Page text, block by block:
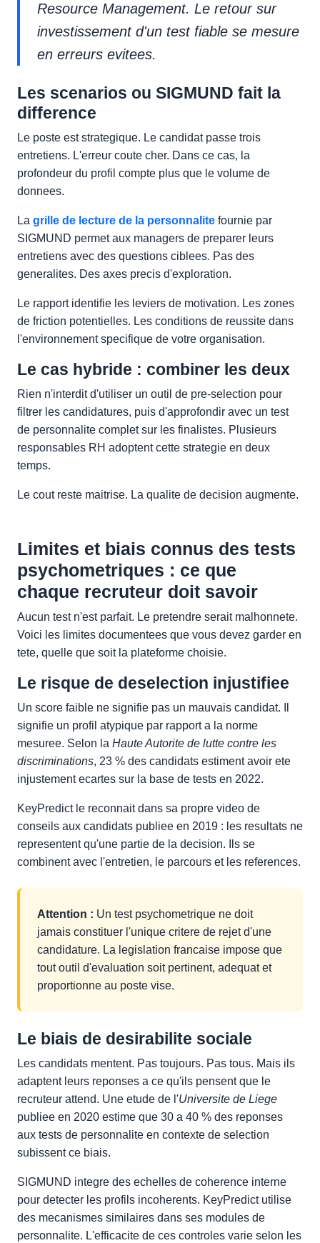
Resource Management. Le retour sur
investissement d'un test fiable se mesure
en erreurs evitees.
Les scenarios ou SIGMUND fait la
difference
Le poste est strategique. Le candidat passe trois
entretiens. L'erreur coute cher. Dans ce cas, la
profondeur du profil compte plus que le volume de
donnees.
La grille de lecture de la personnalite fournie par
SIGMUND permet aux managers de preparer leurs
entretiens avec des questions ciblees. Pas des
generalites. Des axes precis d'exploration.
Le rapport identifie les leviers de motivation. Les zones
de friction potentielles. Les conditions de reussite dans
l'environnement specifique de votre organisation.
Le cas hybride : combiner les deux
Rien n'interdit d'utiliser un outil de pre-selection pour
filtrer les candidatures, puis d'approfondir avec un test
de personnalite complet sur les finalistes. Plusieurs
responsables RH adoptent cette strategie en deux
temps.
Le cout reste maitrise. La qualite de decision augmente.
Limites et biais connus des tests
psychometriques : ce que
chaque recruteur doit savoir
Aucun test n'est parfait. Le pretendre serait malhonnete.
Voici les limites documentees que vous devez garder en
tete, quelle que soit la plateforme choisie.
Le risque de deselection injustifiee
Un score faible ne signifie pas un mauvais candidat. Il
signifie un profil atypique par rapport a la norme
mesuree. Selon la Haute Autorite de lutte contre les
discriminations, 23 % des candidats estiment avoir ete
injustement ecartes sur la base de tests en 2022.
KeyPredict le reconnait dans sa propre video de
conseils aux candidats publiee en 2019 : les resultats ne
representent qu'une partie de la decision. Ils se
combinent avec l'entretien, le parcours et les references.
Attention : Un test psychometrique ne doit
jamais constituer l'unique critere de rejet d'une
candidature. La legislation francaise impose que
tout outil d'evaluation soit pertinent, adequat et
proportionne au poste vise.
Le biais de desirabilite sociale
Les candidats mentent. Pas toujours. Pas tous. Mais ils
adaptent leurs reponses a ce qu'ils pensent que le
recruteur attend. Une etude de l'Universite de Liege
publiee en 2020 estime que 30 a 40 % des reponses
aux tests de personnalite en contexte de selection
subissent ce biais.
SIGMUND integre des echelles de coherence interne
pour detecter les profils incoherents. KeyPredict utilise
des mecanismes similaires dans ses modules de
personnalite. L'efficacite de ces controles varie selon les